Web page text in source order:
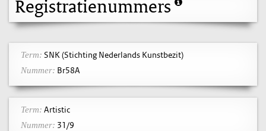
Registratienummers
Term: SNK (Stichting Nederlands Kunstbezit)
Nummer: Br58A
Term: Artistic
Nummer: 31/9